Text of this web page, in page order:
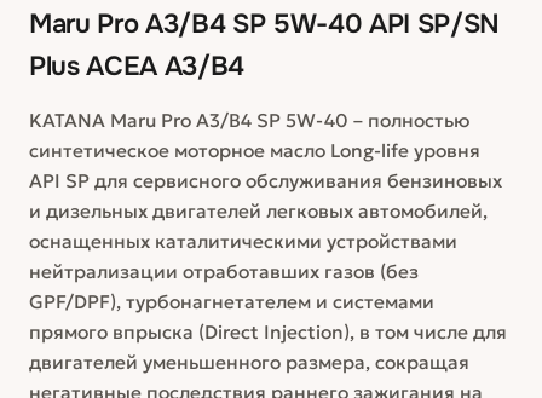
Maru Pro A3/B4 SP 5W-40 API SP/SN
Plus ACEA A3/B4
KATANA Maru Pro A3/B4 SP 5W-40 – полностью
синтетическое моторное масло Long-life уровня
API SP для сервисного обслуживания бензиновых
и дизельных двигателей легковых автомобилей,
оснащенных каталитическими устройствами
нейтрализации отработавших газов (без
GPF/DPF), турбонагнетателем и системами
прямого впрыска (Direct Injection), в том числе для
двигателей уменьшенного размера, сокращая
негативные последствия раннего зажигания на